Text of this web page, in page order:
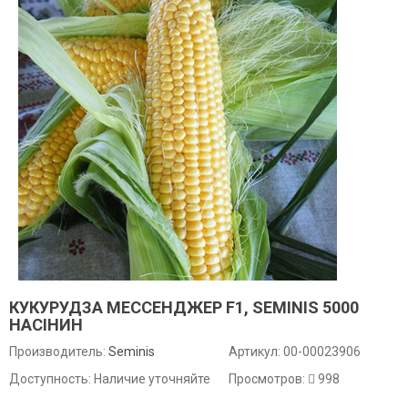
КУКУРУДЗА МЕССЕНДЖЕР F1, SEMINIS 5000
НАСІНИН
Производитель: Seminis
Доступность: Наличие уточняйте
Артикул: 00-00023906
Просмотров:
998